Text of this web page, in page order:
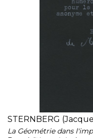
STERNBERG
La Géométrie dans